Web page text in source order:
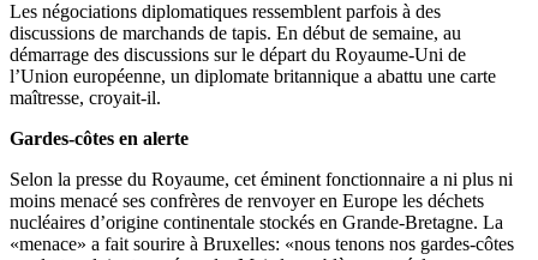
Les négociations diplomatiques ressemblent parfois à des
discussions de marchands de tapis. En début de semaine, au
démarrage des discussions sur le départ du Royaume-Uni de
l’Union européenne, un diplomate britannique a abattu une carte
maîtresse, croyait-il.
Gardes-côtes en alerte
Selon la presse du Royaume, cet éminent fonctionnaire a ni plus ni
moins menacé ses confrères de renvoyer en Europe les déchets
nucléaires d’origine continentale stockés en Grande-Bretagne. La
«menace» a fait sourire à Bruxelles: «nous tenons nos gardes-côtes